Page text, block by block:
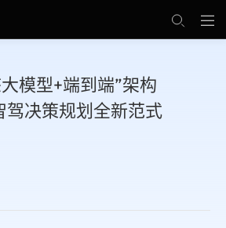
模型+端到端”架构
驾决策规划全新范式